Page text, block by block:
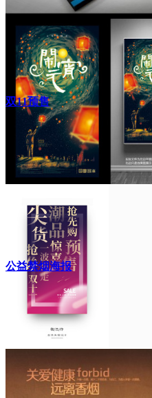
双11预售
公益禁烟海报